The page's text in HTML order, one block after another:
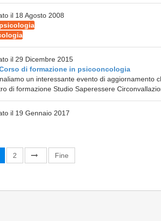
il 18 Agosto 2008
psicologia
il 29 Dicembre 2015
di formazione in psicooncologia
un interessante evento di aggiornamento
di formazione Studio Saperessere
il 19 Gennaio 2017
2 Fine